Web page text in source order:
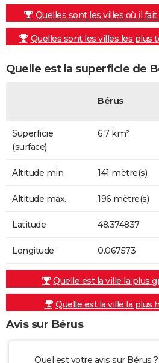
Quelles sont les villes où il
Quelles sont les villes les plus
Quelle est la superficie de
Bérus
Superficie
(surface)
6,7 km²
Altitude min. 141 mètre(s)
Altitude max. 196 mètre(s)
Latitude 48.374837
Longitude 0.067573
Quelle est la ville la plus
Quelle est la ville la plus
Avis sur Bérus
Quel est votre avis sur Bérus ?